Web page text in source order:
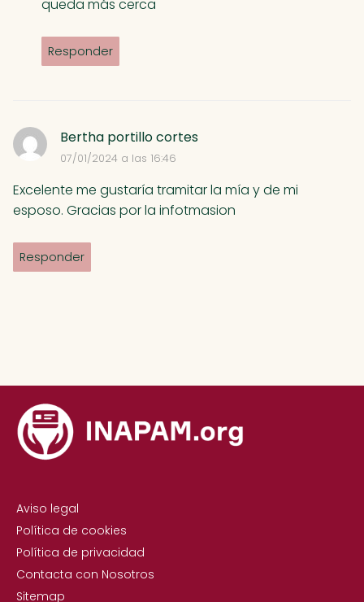
queda más cerca
Responder
Bertha portillo cortes
07/01/2024 a las 16:46
Excelente me gustaría tramitar la mía y de mi
esposo. Gracias por la infotmasion
Responder
Aviso legal
Política de cookies
Política de privacidad
Contacta con Nosotros
Sitemap